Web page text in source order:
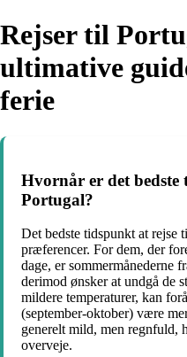
Rejser til
ultimative
ferie
Hvornår er det
Portugal?
Det bedste tidspunkt at rejse
præferencer. For dem, der
dage, er sommermånederne
derimod ønsker at undgå de
mildere temperaturer, kan
(september-oktober) være
generelt mild, men regnfuld,
overveje.